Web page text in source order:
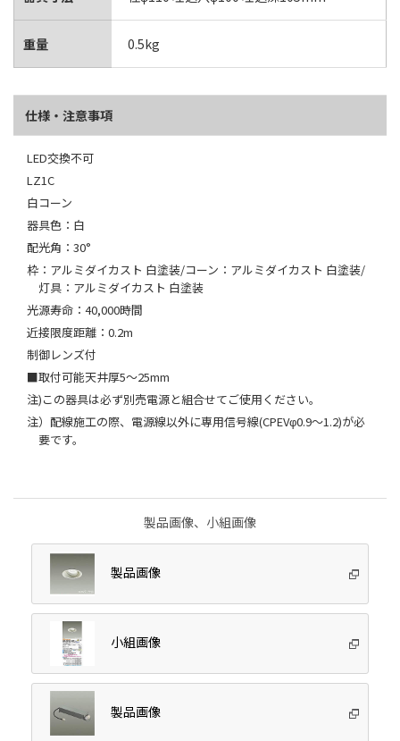
重量 0.5kg
仕様・注意事項
LED交換不可
LZ1C
白コーン
器具色：白
配光角：30°
枠：アルミダイカスト 白塗装/コーン：アルミダイカスト 白塗装/
灯具：アルミダイカスト 白塗装
光源寿命：40,000時間
近接限度距離：0.2m
制御レンズ付
■取付可能天井厚5～25mm
注)この器具は必ず別売電源と組合せてご使用ください。
注）配線施工の際、電源線以外に専用信号線(CPEVφ0.9～1.2)が必
要です。
製品画像、小組画像
製品画像
小組画像
製品画像